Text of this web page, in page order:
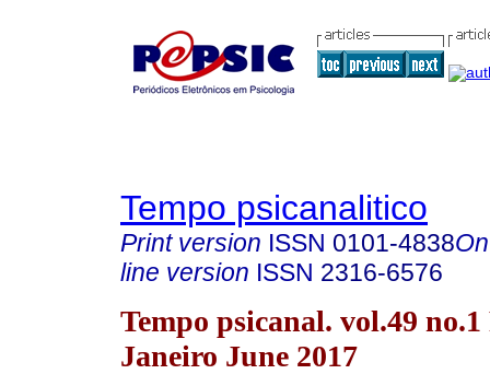
Tempo psicanalitico
Print version ISSN 0101-4838
line version ISSN 2316-6576
Tempo psicanal. vol.49 no.1
Janeiro June 2017